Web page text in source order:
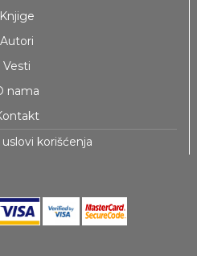
Knjige
Autori
Vesti
nama
korišćenja